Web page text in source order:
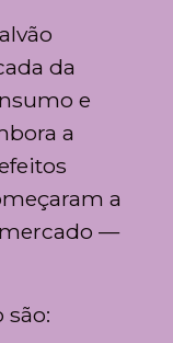
da
e
a
a
—